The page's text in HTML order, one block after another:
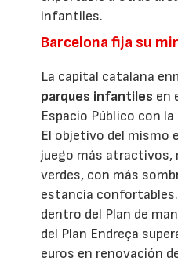
infantiles.
Barcelona fija su
La capital catalana
parques infantiles en
Espacio Público con
El objetivo del mismo
juego más atractivos,
verdes, con más
estancia
dentro del Plan de
del Plan Endreça
euros en renovación